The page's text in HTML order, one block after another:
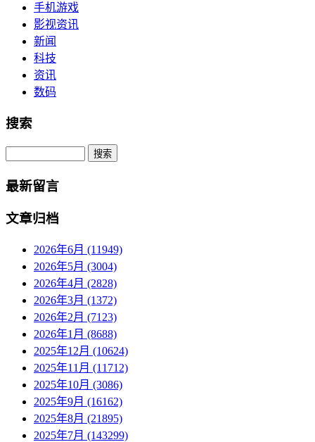
手机游戏
影视资讯
新闻
科技
资讯
数码
搜索
Search
最新留言
文章归档
2026年6月 (11949)
2026年5月 (3004)
2026年4月 (2828)
2026年3月 (1372)
2026年2月 (7123)
2026年1月 (8688)
2025年12月 (10624)
2025年11月 (11712)
2025年10月 (3086)
2025年9月 (16162)
2025年8月 (21895)
2025年7月 (143299)